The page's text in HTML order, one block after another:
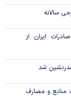
سالانه
صادرات ایران از
شد
منابع و مصارف